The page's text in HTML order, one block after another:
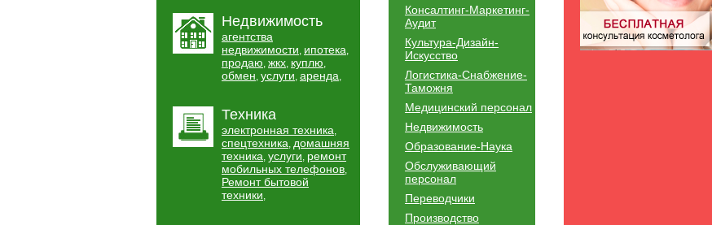
Недвижимость
агентства
недвижимости, ипотека,
продаю, жкх, куплю,
обмен, услуги, аренда,
Техника
электронная техника,
спецтехника, домашняя
техника, услуги, ремонт
мобильных телефонов,
Ремонт бытовой
техники,
Консалтинг-Маркетинг-
Аудит
Культура-Дизайн-
Искусство
Логистика-Снабжение-
Таможня
Медицинский персонал
Недвижимость
Образование-Наука
Обслуживающий
персонал
Переводчики
Производство